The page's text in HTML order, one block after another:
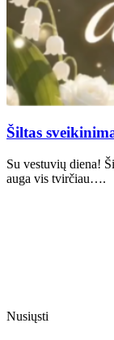
Šiltas
Su vestuvių diena!
auga vis tvirčiau….
Nusiųsti